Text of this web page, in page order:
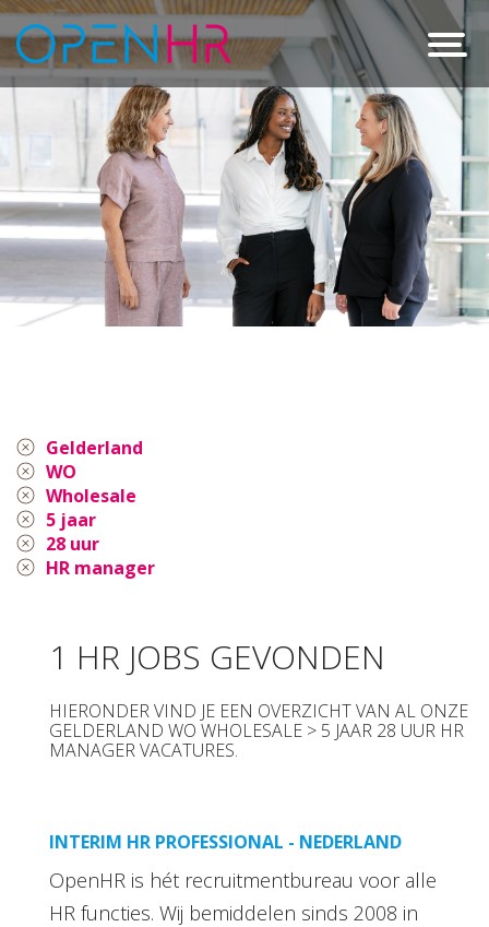
Gelderland
WO
Wholesale
5 jaar
28 uur
HR manager
1 HR JOBS GEVONDEN
HIERONDER VIND JE EEN OVERZICHT VAN AL ONZE
GELDERLAND WO WHOLESALE > 5 JAAR 28 UUR HR
MANAGER VACATURES.
INTERIM HR PROFESSIONAL - NEDERLAND
OpenHR is hét recruitmentbureau voor alle
HR functies. Wij bemiddelen sinds 2008 in